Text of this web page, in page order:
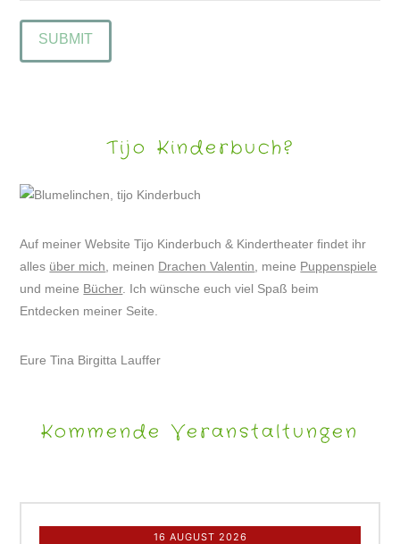
Tijo Kinderbuch?
Auf meiner Website Tijo Kinderbuch & Kindertheater findet ihr
alles über mich , meinen Drachen Valentin , meine Puppenspiele
und meine Bücher. Ich wünsche euch viel Spaß beim
Entdecken meiner Seite.
Eure Tina Birgitta Lauffer
Kommende Veranstaltungen
16 AUGUST 2026